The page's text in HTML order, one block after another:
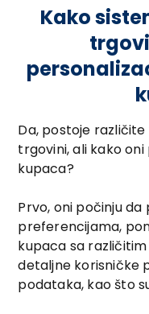
Kako
Da, postoje
trgovini, ali kako
kupaca?
Prvo, oni počinju
preferencijama,
kupaca sa
detaljne korisničke
podataka, kao što